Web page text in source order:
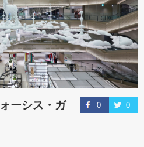
0 0
ーシス・ガ